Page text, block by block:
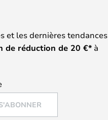
et les dernières tendances
de réduction de 20 €* à